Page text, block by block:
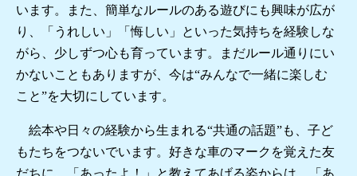
います。また、簡単なルールのある遊びにも興味が広が
り、「うれしい」「悔しい」といった気持ちを経験しな
がら、少しずつ心も育っています。まだルール通りにい
かないこともありますが、今は“みんなで一緒に楽しむ
こと”を大切にしています。
絵本や日々の経験から生まれる“共通の話題”も、子ど
もたちをつないでいます。好きな車のマークを覚えた友
だちに、「あったよ！」と教えてあげる姿からは、「あ